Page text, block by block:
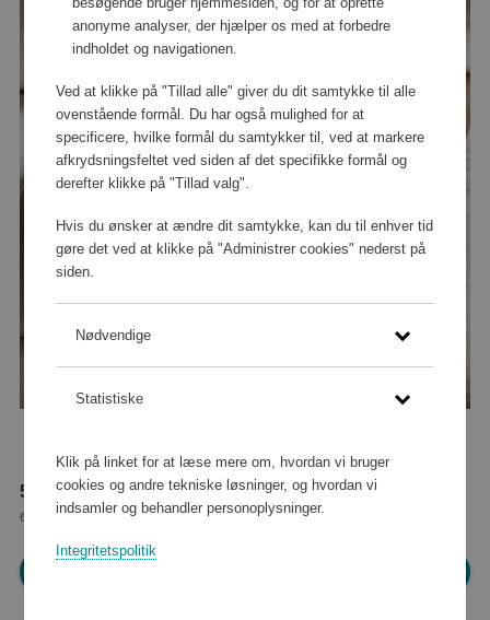
58 850 point
eller
535 kr
anonyme analyser, der hjælper os med at forbedre
indholdet og navigationen.
Ved at klikke på "Tillad alle" giver du dit samtykke til alle
ovenstående formål. Du har også mulighed for at
specificere, hvilke formål du samtykker til, ved at markere
afkrydsningsfeltet ved siden af det specifikke formål og
derefter klikke på "Tillad valg".
Hvis du ønsker at ændre dit samtykke, kan du til enhver tid
gøre det ved at klikke på "Administrer cookies" nederst på
siden.
Nødvendige
Statistiske
Klik på linket for at læse mere om, hvordan vi bruger
cookies og andre tekniske løsninger, og hvordan vi
indsamler og behandler personoplysninger.
Integritetspolitik